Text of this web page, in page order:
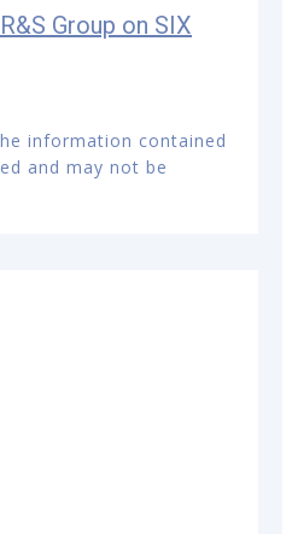
Group on SIX
information contained
and may not be